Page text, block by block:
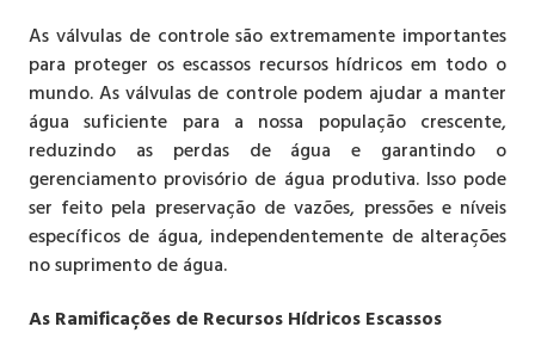
As válvulas de controle são extremamente importantes
para proteger os escassos recursos hídricos em todo o
mundo. As válvulas de controle podem ajudar a manter
água suficiente para a nossa população crescente,
reduzindo as perdas de água e garantindo o
gerenciamento provisório de água produtiva. Isso pode
ser feito pela preservação de vazões, pressões e níveis
específicos de água, independentemente de alterações
no suprimento de água.
As Ramificações de Recursos Hídricos Escassos